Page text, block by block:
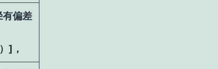
有偏差
]，